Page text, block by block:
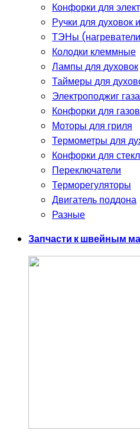
Конфорки для
Ручки для духовок
ТЭНы
Колодки клеммные
Лампы для духовок
Таймеры для
Электроподжиг газа
Конфорки для
Моторы для гриля
Термометры для
Конфорки для
Переключатели
Терморегуляторы
Двигатель поддона
Разные
Запчасти к швейным